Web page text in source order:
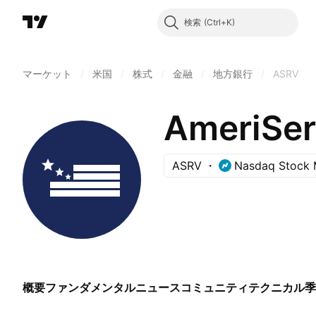
検索
マーケット 米国 株式 金融 地方銀行 ASRV
ASRV Nasdaq Stock
概要ファンダメンタルニュースコミュニティテクニカル